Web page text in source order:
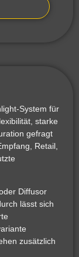
System für
starke
gefragt
Retail,
Diffusor
lässt sich
zusätzlich